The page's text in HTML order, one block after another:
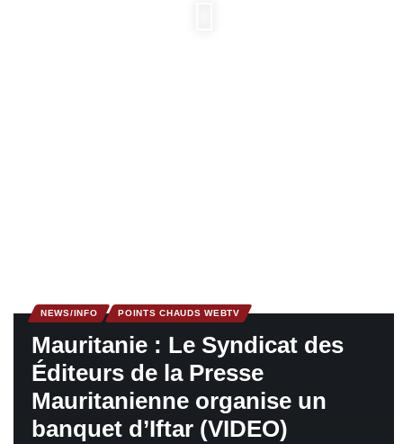
NEWS/INFO POINTS CHAUDS WEBTV
Mauritanie : Le Syndicat des
Éditeurs de la Presse
Mauritanienne organise un
banquet d’Iftar (VIDEO)